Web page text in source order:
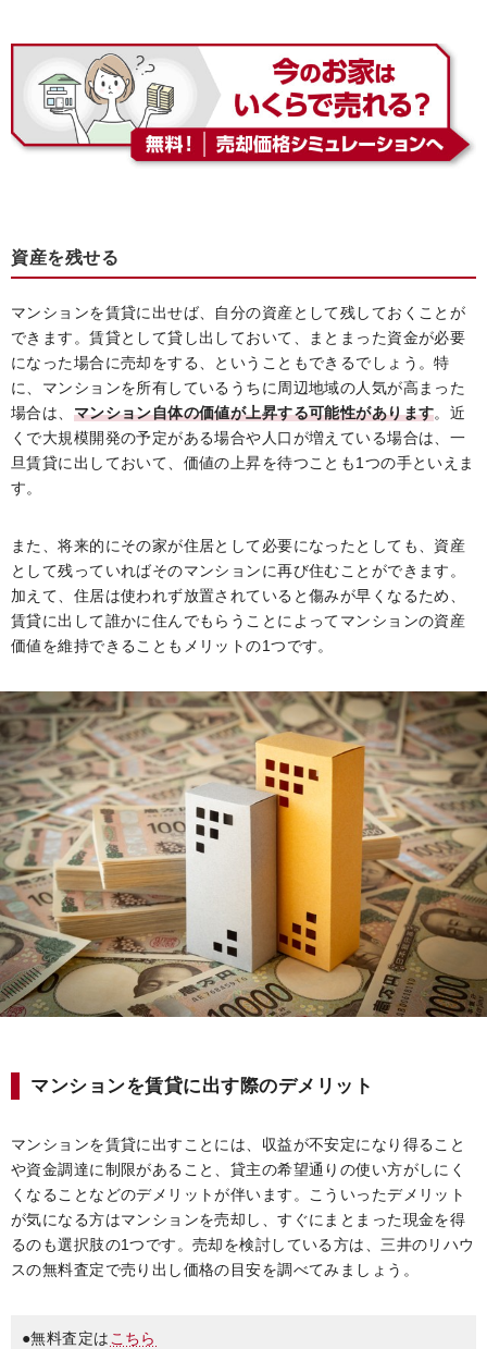
資産を残せる
マンションを賃貸に出せば、自分の資産として残しておくことが
できます。賃貸として貸し出しておいて、まとまった資金が必要
になった場合に売却をする、ということもできるでしょう。特
に、マンションを所有しているうちに周辺地域の人気が高まった
場合は、 マンション自体の価値が上昇する可能性があります。近
くで大規模開発の予定がある場合や人口が増えている場合は、一
旦賃貸に出しておいて、価値の上昇を待つことも1つの手といえま
す。
また、将来的にその家が住居として必要になったとしても、資産
として残っていればそのマンションに再び住むことができます。
加えて、住居は使われず放置されていると傷みが早くなるため、
賃貸に出して誰かに住んでもらうことによってマンションの資産
価値を維持できることもメリットの1つです。
マンションを賃貸に出す際のデメリット
マンションを賃貸に出すことには、収益が不安定になり得ること
や資金調達に制限があること、貸主の希望通りの使い方がしにく
くなることなどのデメリットが伴います。こういったデメリット
が気になる方はマンションを売却し、すぐにまとまった現金を得
るのも選択肢の1つです。売却を検討している方は、三井のリハウ
スの無料査定で売り出し価格の目安を調べてみましょう。
●無料査定はこちら